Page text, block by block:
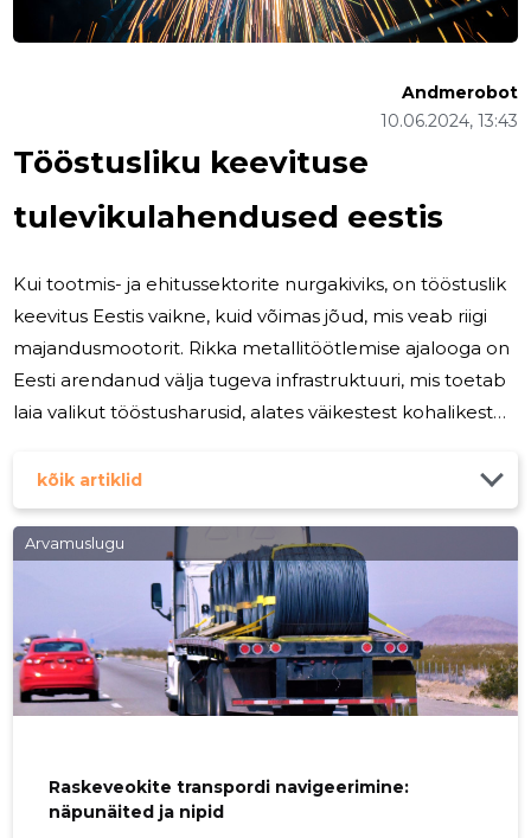
Tööstusliku keevituse
tulevikulahendused eestis
10.06.2024, 13:43
Andmerobot
Kui tootmis- ja ehitussektorite nurgakiviks, on tööstuslik
keevitus Eestis vaikne, kuid võimas jõud, mis veab riigi
majandusmootorit. Rikka metallitöötlemise ajalooga on
Eesti arendanud välja tugeva infrastruktuuri, mis toetab
laia valikut tööstusharusid, alates väikestest kohalikest
korporatsioonideni. Eesti keevitustööstust iseloomustab
oskuslik tööjõud, kõrgtehnoloogiliste lahenduste
kasutuselevõtt ja tugev ekspordile orienteeritus. Sektor
on pidevalt kasvanud, nõudlus kvaliteetsete
keevituslahenduste järele nii kodu- kui ka
rahvusvahelistel
kõik artiklid
Arvamuslugu
Raskeveokite transpordi navigeerimine:
näpunäited ja nipid